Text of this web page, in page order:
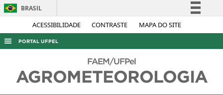
ACESSIBILIDADE CONTRASTE MAPA DO SITE
BRASIL
Simplifique!
Acesso à informação
Legislação
PORTAL UFPEL
AUDITORIA
FAEM/UFPel
AGROMETEOROLOGIA